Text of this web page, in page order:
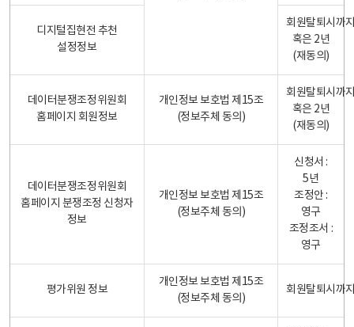
디지털집현전 추천
설정정보
회원탈퇴시까
혹은 2년
(재동의)
데이터분쟁조정위원회
홈페이지 회원정보
개인정보 보호법 제15조
(정보주체 동의)
회원탈퇴시까
혹은 2년
(재동의)
데이터분쟁조정위원회
홈페이지 분쟁조정 신청자
정보
개인정보 보호법 제15조
(정보주체 동의)
신청서 :
5년
조정안 :
영구
조정조서 :
영구
평가위원 정보
개인정보 보호법 제15조
(정보주체 동의)
회원탈퇴시까